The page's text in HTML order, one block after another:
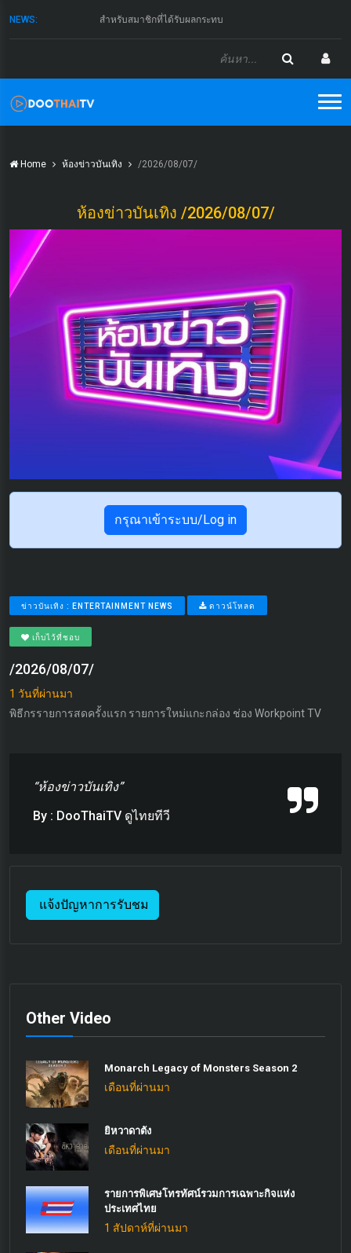
NEWS: สำหรับสมาชิกที่ได้รับผลกระทบ
Home ห้องข่าวบันเทิง /2026/08/07/
ห้องข่าวบันเทิง /2026/08/07/
กรุณาเข้าระบบ/Log in
ข่าวบันเทิง : ENTERTAINMENT NEWS ดาวน์โหลด
เก็บไว้ที่ชอบ
/2026/08/07/
1 วันที่ผ่านมา
พิธีกรรายการสดครั้งแรก รายการใหม่แกะกล่อง ช่อง Workpoint TV
“ห้องข่าวบันเทิง”
By : DooThaiTV ดูไทยทีวี
แจ้งปัญหาการรับชม
Other Video
Monarch Legacy of Monsters Season 2
เดือนที่ผ่านมา
ยิหวาดาตัง
เดือนที่ผ่านมา
รายการพิเศษโทรทัศน์รวมการเฉพาะกิจแห่ง
ประเทศไทย
1 สัปดาห์ที่ผ่านมา